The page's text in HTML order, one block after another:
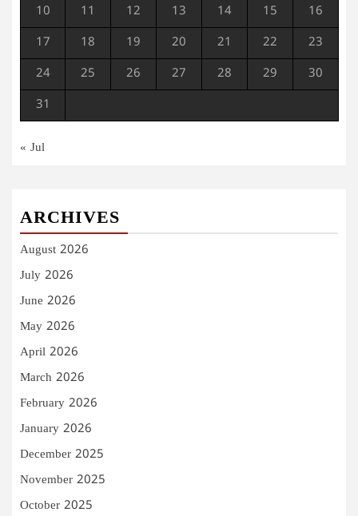
10 11 12 13 14 15 16
17 18 19 20 21 22 23
24 25 26 27 28 29 30
31
« Jul
ARCHIVES
August 2026
July 2026
June 2026
May 2026
April 2026
March 2026
February 2026
January 2026
December 2025
November 2025
October 2025